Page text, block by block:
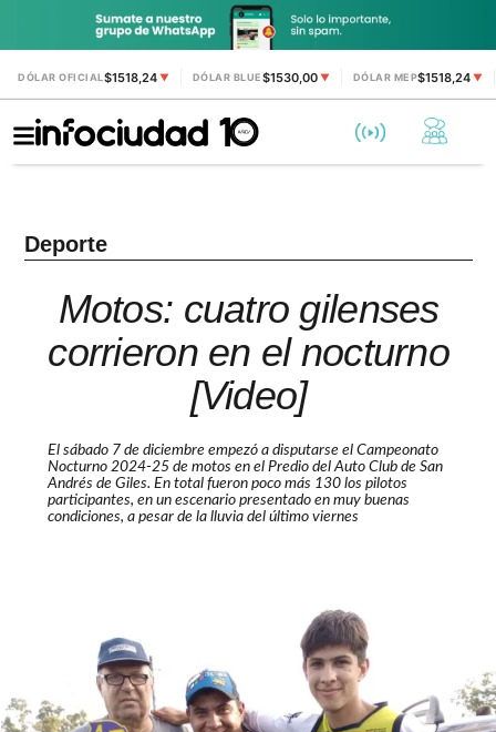
DÓLAR OFICIAL$1518,24 ▼ DÓLAR BLUE$1530,00 ▼ DÓLAR MEP$1518,24▼
Deporte
Motos: cuatro gilenses
corrieron en el nocturno
[Video]
El sábado 7 de diciembre empezó a disputarse el Campeonato
Nocturno 2024-25 de motos en el Predio del Auto Club de San
Andrés de Giles. En total fueron poco más 130 los pilotos
participantes, en un escenario presentado en muy buenas
condiciones, a pesar de la lluvia del último viernes